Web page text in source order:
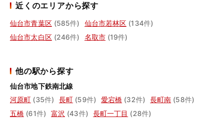
近くのエリアから探す
仙台市青葉区 (585件) 仙台市若林区 (134件)
仙台市太白区 (246件) 名取市 (19件)
他の駅から探す
仙台市地下鉄南北線
河原町 (35件) 長町 (59件) 愛宕橋 (32件) 長町南 (58件)
五橋 (61件) 富沢 (43件) 長町一丁目 (28件)